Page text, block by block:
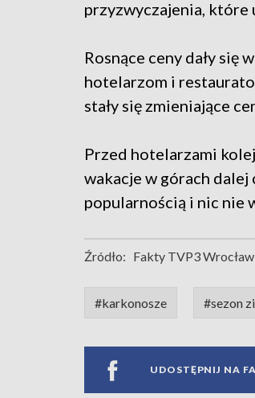
przyzwyczajenia, które
Rosnące ceny dały się
hotelarzom i
stały się zmieniające
Przed hotelarzami
wakacje w górach dalej
popularnością i nic nie
Źródło: Fakty TVP3 Wrocław
#karkonosze #sezon
UDOSTĘPNIJ NA